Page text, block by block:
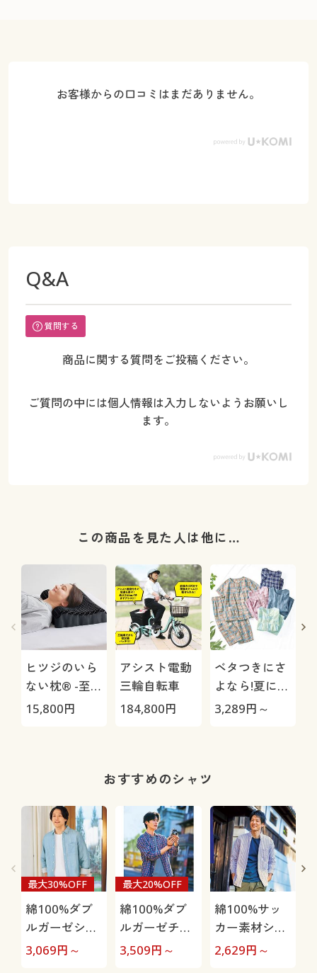
お客様からの口コミはまだありません。
Q&A
質問する
商品に関する質問をご投稿ください。
ご質問の中には個人情報は入力しないようお願いし
ます。
この商品を見た人は他に…
ヒツジのいら
ない枕® -至
極-
15,800円
アシスト電動
三輪自転車
184,800円
ベタつきにさ
よなら!夏に心
地いい爽やか
3,289円～
おすすめのシャツ
綿100%ダブ
ルガーゼシャ
ツ(長袖)
最大30%OFF
3,069円～
綿100%ダブ
ルガーゼチェ
ックシャツ(長
最大20%OFF
3,509円～
綿100%サッ
カー素材シャ
ツ(長袖)ボタ
2,629円～